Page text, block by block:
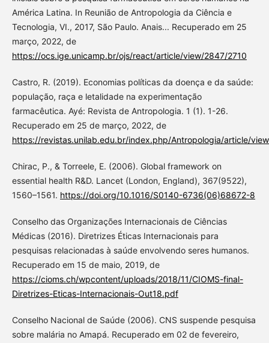
América Latina. In Reunião de Antropologia da Ciência e
Tecnologia, VI., 2017, São Paulo. Anais... Recuperado em 25
março, 2022, de
https://ocs.ige.unicamp.br/ojs/react/article/view/2847/2710
Castro, R. (2019). Economias políticas da doença e da saúde:
população, raça e letalidade na experimentação
farmacêutica. Ayé: Revista de Antropologia. 1 (1). 1-26.
Recuperado em 25 de março, 2022, de
https://revistas.unilab.edu.br/index.php/Antropologia/article/
Chirac, P., & Torreele, E. (2006). Global framework on
essential health R&D. Lancet (London, England), 367(9522),
1560–1561. https://doi.org/10.1016/S0140-6736(06)68672-8
Conselho das Organizações Internacionais de Ciências
Médicas (2016). Diretrizes Éticas Internacionais para
pesquisas relacionadas à saúde envolvendo seres humanos.
Recuperado em 15 de maio, 2019, de
https://cioms.ch/wpcontent/uploads/2018/11/CIOMS-final-
Diretrizes-Eticas-Internacionais-Out18.pdf
Conselho Nacional de Saúde (2006). CNS suspende pesquisa
sobre malária no Amapá. Recuperado em 02 de fevereiro,